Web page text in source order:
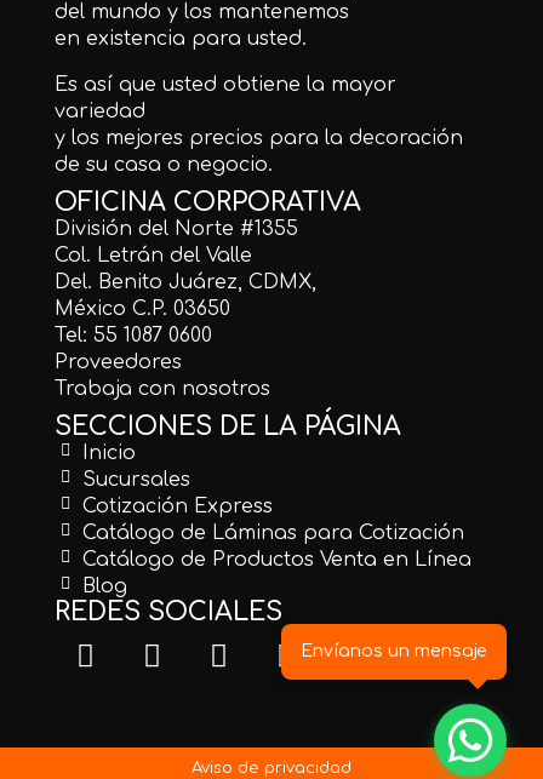
del mundo y los mantenemos
en existencia para usted.
Es así que usted obtiene la mayor
variedad
y los mejores precios para la decoración
de su casa o negocio.
OFICINA CORPORATIVA
División del Norte #1355
Col. Letrán del Valle
Del. Benito Juárez, CDMX,
México C.P. 03650
Tel: 55 1087 0600
Proveedores
Trabaja con nosotros
SECCIONES DE LA PÁGINA
Inicio
Sucursales
Cotización Express
Catálogo de Láminas para Cotización
Catálogo de Productos Venta en Línea
Blog
REDES SOCIALES
Aviso de privacidad
Envíanos un mensaje